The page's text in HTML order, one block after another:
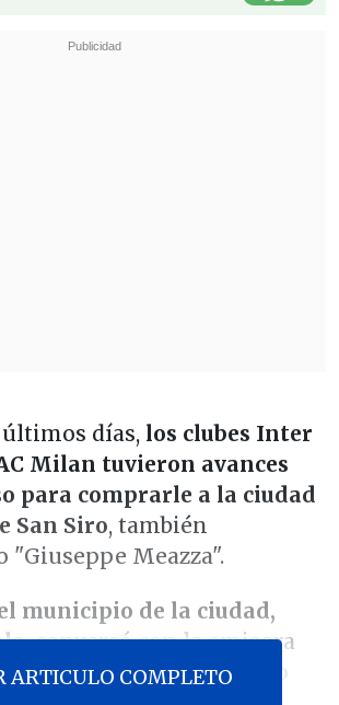
días, los clubes Inter
Milan tuvieron avances
para comprarle a la ciudad
San Siro, también
"Giuseppe Meazza".
municipio de la ciudad,
, conversó con la emisora
yconfirmó el acuerdo
ARTICULO COMPLETO